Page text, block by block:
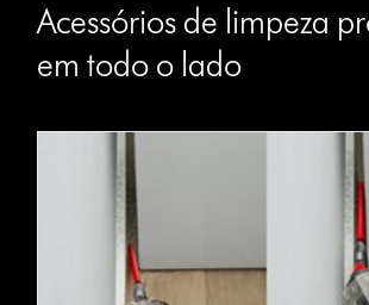
Acessórios de limpeza
em todo o lado